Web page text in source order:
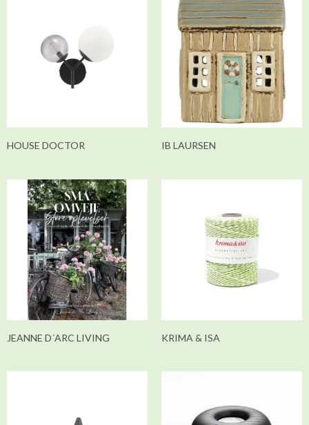
HOUSE DOCTOR IB LAURSEN
JEANNE D´ARC LIVING KRIMA & ISA